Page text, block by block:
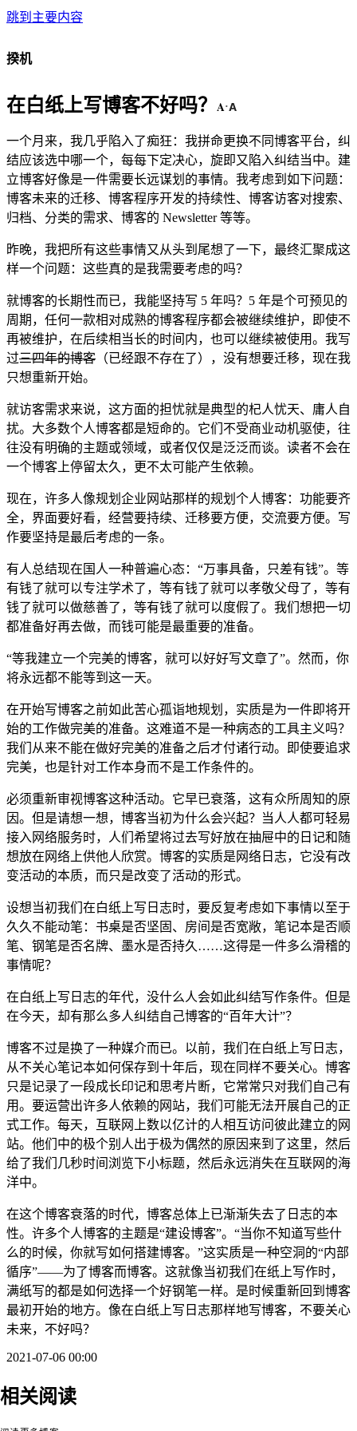
跳到主要内容
揆机
在白纸上写博客不好吗？ A·A
一个月来，我几乎陷入了痴狂：我拼命更换不同博客平台，纠
结应该选中哪一个，每每下定决心，旋即又陷入纠结当中。建
立博客好像是一件需要长远谋划的事情。我考虑到如下问题：
博客未来的迁移、博客程序开发的持续性、博客访客对搜索、
归档、分类的需求、博客的 Newsletter 等等。
昨晚，我把所有这些事情又从头到尾想了一下，最终汇聚成这
样一个问题：这些真的是我需要考虑的吗？
就博客的长期性而已，我能坚持写 5 年吗？5 年是个可预见的
周期，任何一款相对成熟的博客程序都会被继续维护，即使不
再被维护，在后续相当长的时间内，也可以继续被使用。我写
过三四年的博客 （已经跟不存在了），没有想要迁移，现在我
只想重新开始。
就访客需求来说，这方面的担忧就是典型的杞人忧天、庸人自
扰。大多数个人博客都是短命的。它们不受商业动机驱使，往
往没有明确的主题或领域，或者仅仅是泛泛而谈。读者不会在
一个博客上停留太久，更不太可能产生依赖。
现在，许多人像规划企业网站那样的规划个人博客：功能要齐
全，界面要好看，经营要持续、迁移要方便，交流要方便。写
作要坚持是最后考虑的一条。
有人总结现在国人一种普遍心态：“万事具备，只差有钱”。等
有钱了就可以专注学术了，等有钱了就可以孝敬父母了，等有
钱了就可以做慈善了，等有钱了就可以度假了。我们想把一切
都准备好再去做，而钱可能是最重要的准备。
“等我建立一个完美的博客，就可以好好写文章了”。然而，你
将永远都不能等到这一天。
在开始写博客之前如此苦心孤诣地规划，实质是为一件即将开
始的工作做完美的准备。这难道不是一种病态的工具主义吗？
我们从来不能在做好完美的准备之后才付诸行动。即使要追求
完美，也是针对工作本身而不是工作条件的。
必须重新审视博客这种活动。它早已衰落，这有众所周知的原
因。但是请想一想，博客当初为什么会兴起？当人人都可轻易
接入网络服务时，人们希望将过去写好放在抽屉中的日记和随
想放在网络上供他人欣赏。博客的实质是网络日志，它没有改
变活动的本质，而只是改变了活动的形式。
设想当初我们在白纸上写日志时，要反复考虑如下事情以至于
久久不能动笔：书桌是否坚固、房间是否宽敞，笔记本是否顺
笔、钢笔是否名牌、墨水是否持久……这得是一件多么滑稽的
事情呢？
在白纸上写日志的年代，没什么人会如此纠结写作条件。但是
在今天，却有那么多人纠结自己博客的“百年大计”？
博客不过是换了一种媒介而已。以前，我们在白纸上写日志，
从不关心笔记本如何保存到十年后，现在同样不要关心。博客
只是记录了一段成长印记和思考片断，它常常只对我们自己有
用。要运营出许多人依赖的网站，我们可能无法开展自己的正
式工作。每天，互联网上数以亿计的人相互访问彼此建立的网
站。他们中的极个别人出于极为偶然的原因来到了这里，然后
给了我们几秒时间浏览下小标题，然后永远消失在互联网的海
洋中。
在这个博客衰落的时代，博客总体上已渐渐失去了日志的本
性。许多个人博客的主题是“建设博客”。“当你不知道写些什
么的时候，你就写如何搭建博客。”这实质是一种空洞的“内部
循序”——为了博客而博客。这就像当初我们在纸上写作时，
满纸写的都是如何选择一个好钢笔一样。是时候重新回到博客
最初开始的地方。像在白纸上写日志那样地写博客，不要关心
未来，不好吗？
2021-07-06 00:00
相关阅读
成瘾：基于个人经验
的探讨
（可收听播
客）